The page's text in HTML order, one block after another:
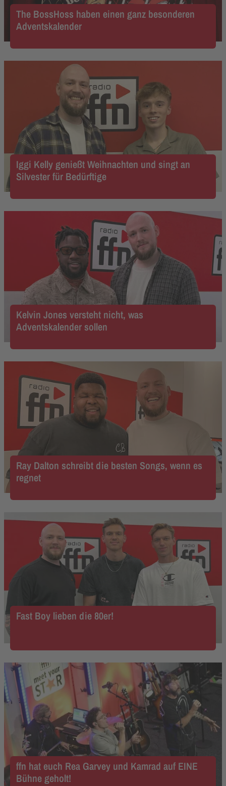
The BossHoss haben einen ganz besonderen
Adventskalender
Iggi Kelly genießt Weihnachten und singt an
Silvester für Bedürftige
Kelvin Jones versteht nicht, was
Adventskalender sollen
Ray Dalton schreibt die besten Songs, wenn es
regnet
Fast Boy lieben die 80er!
ffn hat euch Rea Garvey und Kamrad auf EINE
Bühne geholt!